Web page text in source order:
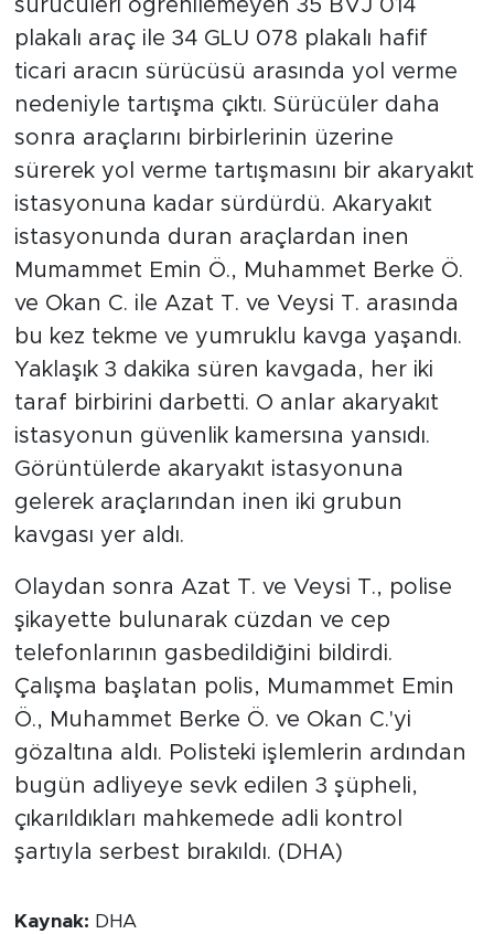
sürücüleri öğrenilemeyen 35 BVJ 014
plakalı araç ile 34 GLU 078 plakalı hafif
ticari aracın sürücüsü arasında yol verme
nedeniyle tartışma çıktı. Sürücüler daha
sonra araçlarını birbirlerinin üzerine
sürerek yol verme tartışmasını bir akaryakıt
istasyonuna kadar sürdürdü. Akaryakıt
istasyonunda duran araçlardan inen
Mumammet Emin Ö., Muhammet Berke Ö.
ve Okan C. ile Azat T. ve Veysi T. arasında
bu kez tekme ve yumruklu kavga yaşandı.
Yaklaşık 3 dakika süren kavgada, her iki
taraf birbirini darbetti. O anlar akaryakıt
istasyonun güvenlik kamersına yansıdı.
Görüntülerde akaryakıt istasyonuna
gelerek araçlarından inen iki grubun
kavgası yer aldı.
Olaydan sonra Azat T. ve Veysi T., polise
şikayette bulunarak cüzdan ve cep
telefonlarının gasbedildiğini bildirdi.
Çalışma başlatan polis, Mumammet Emin
Ö., Muhammet Berke Ö. ve Okan C.'yi
gözaltına aldı. Polisteki işlemlerin ardından
bugün adliyeye sevk edilen 3 şüpheli,
çıkarıldıkları mahkemede adli kontrol
şartıyla serbest bırakıldı. (DHA)
Kaynak: DHA